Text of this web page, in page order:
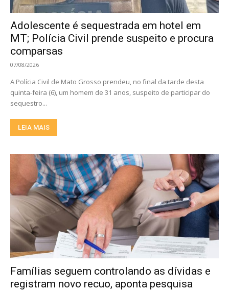
Adolescente é sequestrada em hotel em
MT; Polícia Civil prende suspeito e procura
comparsas
07/08/2026
A Polícia Civil de Mato Grosso prendeu, no final da tarde desta
quinta-feira (6), um homem de 31 anos, suspeito de participar do
sequestro...
LEIA MAIS
Famílias seguem controlando as dívidas e
registram novo recuo, aponta pesquisa